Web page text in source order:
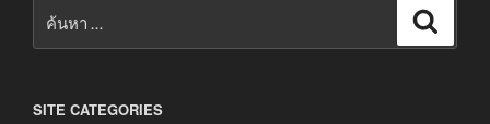
SITE CATEGORIES